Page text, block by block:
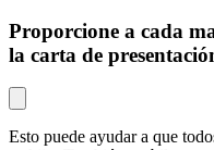
Proporcione a cada
la carta de
Esto puede ayudar a que